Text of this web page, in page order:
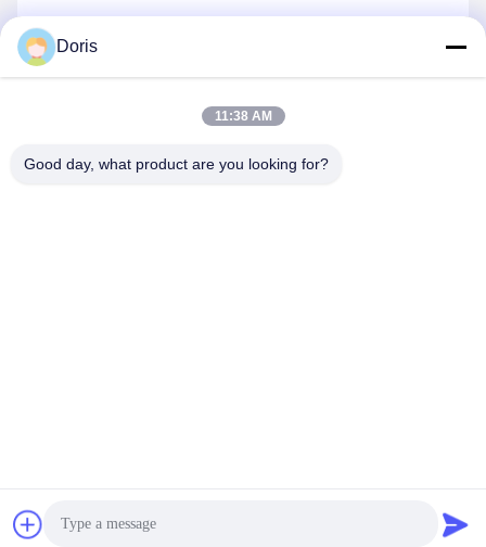
2026 HONHAI TECHNOLOGY LIMITED Όλα τα δικαιώματα
Doris
11:38 AM
Good day, what product are you looking for?